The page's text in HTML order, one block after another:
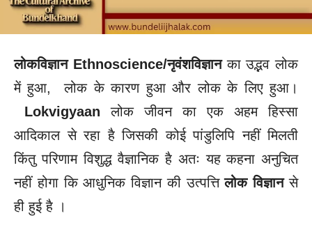
लोकविज्ञान Ethnoscience/नृवंशविज्ञानका उद्भव लोक
में हुआ, लोक के कारण हुआ और लोक के लिए हुआ।
Lokvigyaan लोक जीवन का एक अहम हिस्सा
आदिकाल से रहा है जिसकी कोई पांडुलिपि नहीं मिलती
किंतु परिणाम विशुद्ध वैज्ञानिक है अतः यह कहना अनुचित
नहीं होगा कि आधुनिक विज्ञान की उत्पत्तिलोक विज्ञानसे
ही हुई है ।